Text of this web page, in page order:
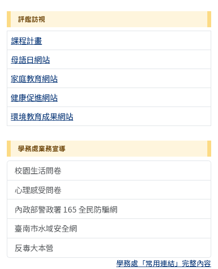
評鑑訪視
課程計畫
母語日網站
家庭教育網站
健康促進網站
環境教育成果網站
學務處業務宣導
校園生活問卷
心理感受問卷
內政部警政署 165 全民防騙網
臺南市水域安全網
反毒大本營
學務處「常用連結」完整內容